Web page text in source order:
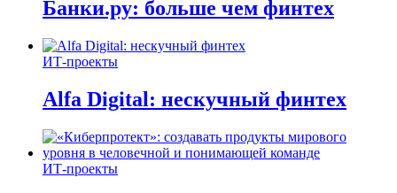
Банки.ру: больше чем финтех
ИТ-проекты
Alfa Digital: нескучный финтех
ИТ-проекты